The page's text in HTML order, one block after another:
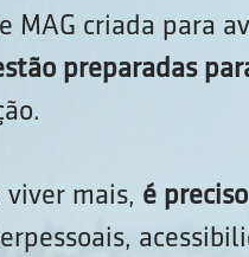
MAG criada para
preparadas
mais, é